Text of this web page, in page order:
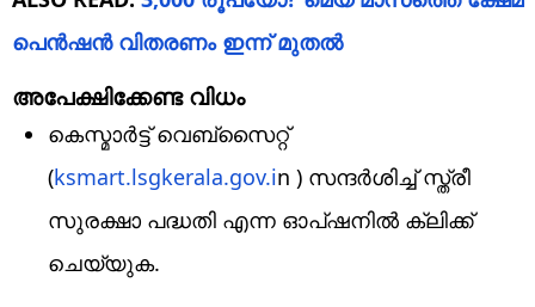
പെൻഷൻ വിതരണം ഇന്ന് മുതൽ
അപേക്ഷിക്കേണ്ട വിധം
കെസ്മാർട്ട് വെബ്സൈറ്റ്
(ksmart.lsgkerala.gov.in ) സന്ദർശിച്ച് സ്ത്രീ
സുരക്ഷാ പദ്ധതി എന്ന ഓപ്ഷനിൽ ക്ലിക്ക്
ചെയ്യുക.